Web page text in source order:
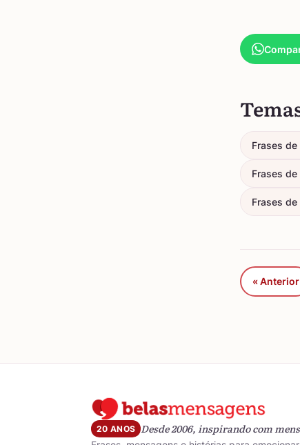
Frases
Frases de
Frases
« Anterior
20 ANOS Desde 2006, inspirando com